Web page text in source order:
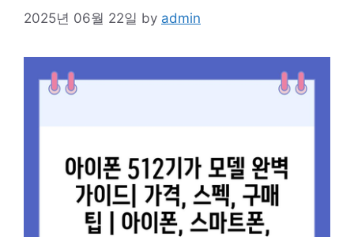
2025년 06월 22일 by admin